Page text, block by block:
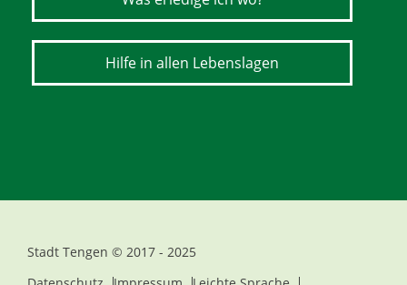
Hilfe in allen Lebenslagen
Stadt Tengen © 2017 - 2025